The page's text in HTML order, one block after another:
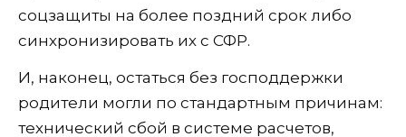
соцзащиты на более поздний срок либо
синхронизировать их с СФР.
И, наконец, остаться без господдержки
родители могли по стандартным причинам:
технический сбой в системе расчетов,